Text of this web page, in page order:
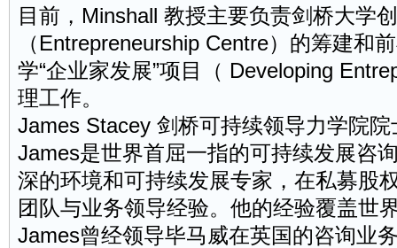
目前，Minshall 教授主要负责剑桥大学
（Entrepreneurship Centre）的筹建和
学“企业家发展”项目（ Developing
理工作。
James Stacey 剑桥可持续领导力学院
James是世界首屈一指的可持续发展咨
深的环境和可持续发展专家，在私募股
团队与业务领导经验。他的经验覆盖世
James曾经领导毕马威在英国的咨询业